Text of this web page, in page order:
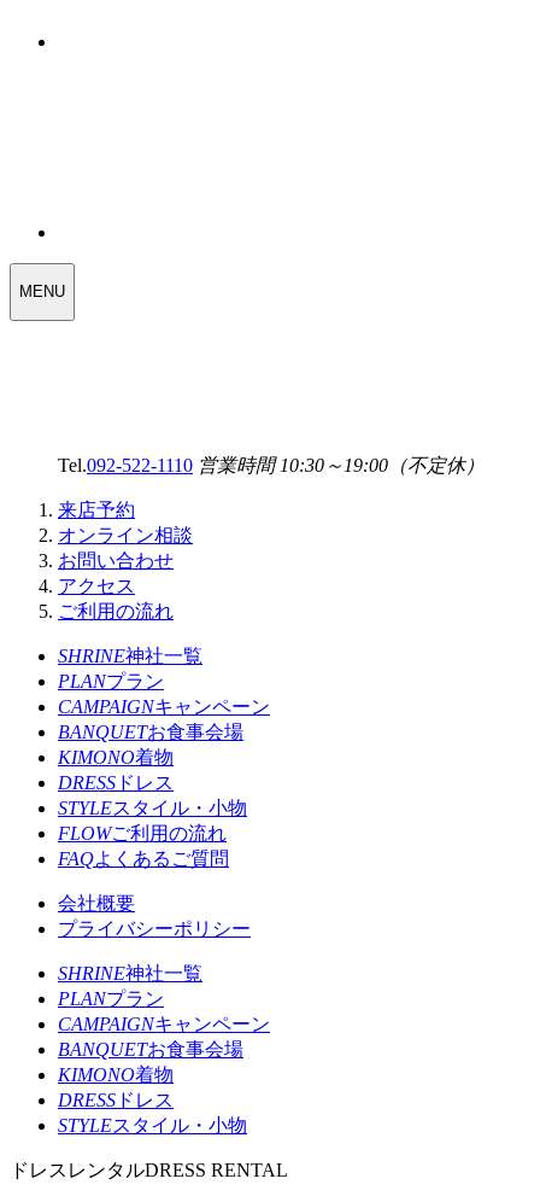
SELECT
MENU
Tel.092-522-1110 営業時間 10:30～19:00（不定休）
来店予約
オンライン相談
お問い合わせ
アクセス
ご利用の流れ
SHRINE神社一覧
PLANプラン
CAMPAIGNキャンペーン
BANQUETお食事会場
KIMONO着物
DRESS ドレス
STYLEスタイル・小物
FLOWご利用の流れ
FAQよくあるご質問
会社概要
プライバシーポリシー
SHRINE神社一覧
PLANプラン
CAMPAIGNキャンペーン
BANQUETお食事会場
KIMONO着物
DRESS ドレス
STYLEスタイル・小物
ドレスレンタルDRESS RENTAL